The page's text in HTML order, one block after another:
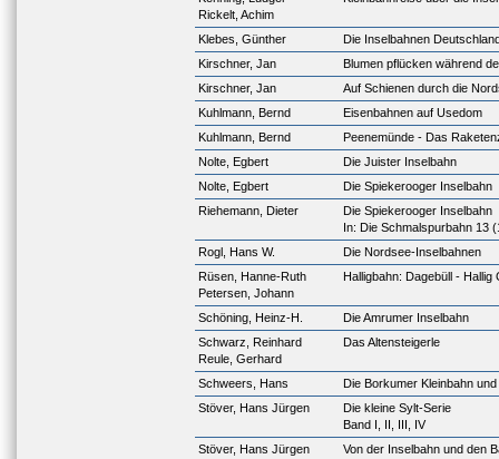
Rickelt, Achim
Klebes, Günther
Die Inselbahnen
Kirschner, Jan
Blumen pflücken während
Kirschner, Jan
Auf Schienen durch die
Kuhlmann, Bernd
Eisenbahnen auf Usedom
Kuhlmann, Bernd
Peenemünde - Das
Nolte, Egbert
Die Juister Inselbahn
Nolte, Egbert
Die Spiekerooger Inselbahn
Riehemann, Dieter
Die Spiekerooger Inselbahn
In: Die Schmalspurbahn 13
Rogl, Hans W.
Die Nordsee-Inselbahnen
Rüsen, Hanne-Ruth
Petersen, Johann
Halligbahn: Dagebüll -
Schöning, Heinz-H.
Die Amrumer Inselbahn
Schwarz, Reinhard
Reule, Gerhard
Das Altensteigerle
Schweers, Hans
Die Borkumer Kleinbahn
Stöver, Hans Jürgen
Die kleine Sylt-Serie
Band I, II, III, IV
Stöver, Hans Jürgen
Von der Inselbahn und den